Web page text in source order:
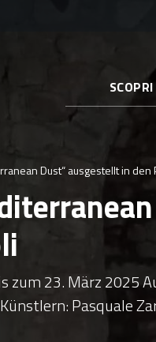
Dust“ ausgestellt in
zum 23. März 2025
Pasquale